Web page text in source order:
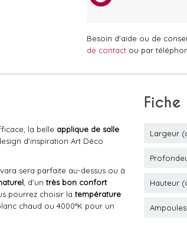
Besoin d'aide ou de
de contact ou par
la belle applique de salle
d'inspiration Art Déco
sera parfaite au-dessus ou à
, d'un très bon confort
pourrez choisir la température
chaud ou 4000°K pour un
Largeur
Hauteur